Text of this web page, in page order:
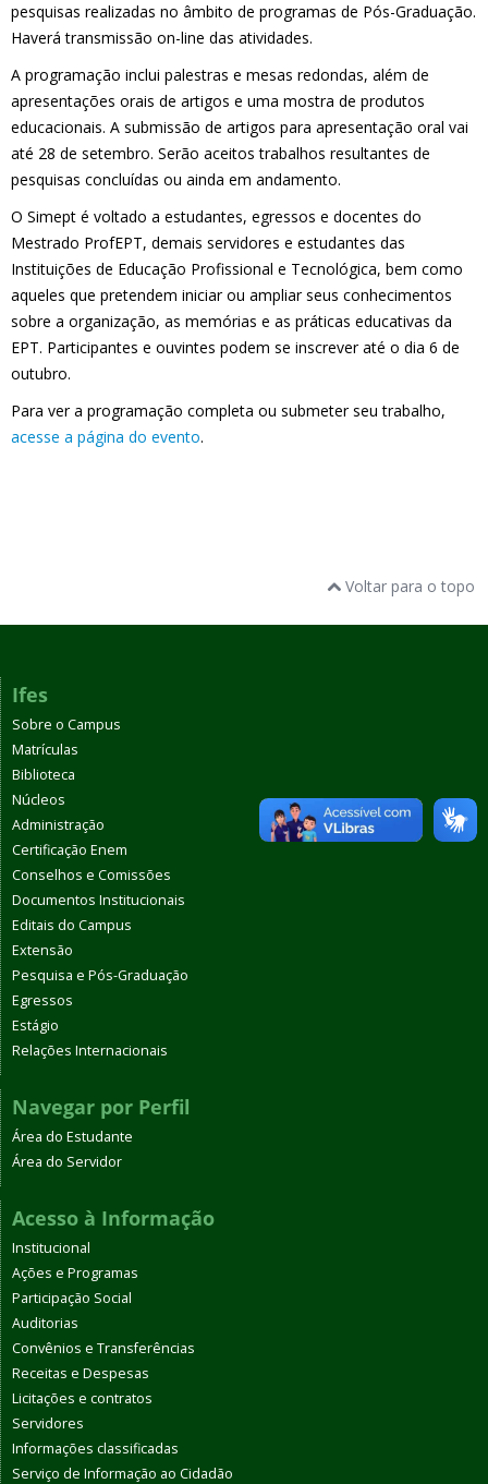
pesquisas realizadas no âmbito de programas de Pós-Graduação.
Haverá transmissão on-line das atividades.
A programação inclui palestras e mesas redondas, além de
apresentações orais de artigos e uma mostra de produtos
educacionais. A submissão de artigos para apresentação oral vai
até 28 de setembro. Serão aceitos trabalhos resultantes de
pesquisas concluídas ou ainda em andamento.
O Simept é voltado a estudantes, egressos e docentes do
Mestrado ProfEPT, demais servidores e estudantes das
Instituições de Educação Profissional e Tecnológica, bem como
aqueles que pretendem iniciar ou ampliar seus conhecimentos
sobre a organização, as memórias e as práticas educativas da
EPT. Participantes e ouvintes podem se inscrever até o dia 6 de
outubro.
Para ver a programação completa ou submeter seu trabalho,
acesse a página do evento.
Voltar para o topo
Ifes
Sobre o Campus
Matrículas
Biblioteca
Núcleos
Administração
Certificação Enem
Conselhos e Comissões
Documentos Institucionais
Editais do Campus
Extensão
Pesquisa e Pós-Graduação
Egressos
Estágio
Relações Internacionais
Navegar por Perfil
Área do Estudante
Área do Servidor
Acesso à Informação
Institucional
Ações e Programas
Participação Social
Auditorias
Convênios e Transferências
Receitas e Despesas
Licitações e contratos
Servidores
Informações classificadas
Serviço de Informação ao Cidadão